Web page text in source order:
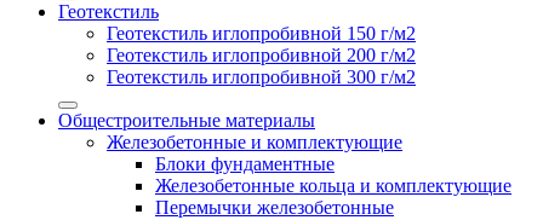
Геотекстиль
Геотекстиль иглопробивной 150 г/м2
Геотекстиль иглопробивной 200 г/м2
Геотекстиль иглопробивной 300 г/м2
Общестроительные материалы
Железобетонные и комплектующие
Блоки фундаментные
Железобетонные кольца и комплектующие
Перемычки железобетонные